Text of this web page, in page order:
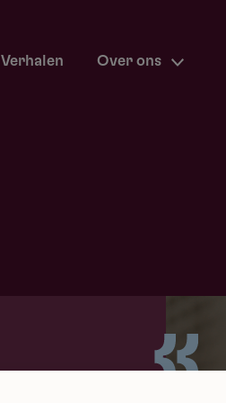
Verhalen Over ons